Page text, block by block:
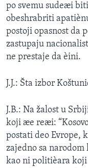
po svemu sudeæi
obeshrabriti
postoji opasnost da
zastupaju
ne prestaje da èini.
J.J.: Šta izbor
J.B.: Na žalost u
koji æe reæi:
postati deo Evrope,
zajedno sa
kao ni politièara koji